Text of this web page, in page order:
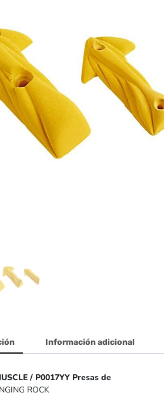
Información adicional
/ P0017YY Presas de
ROCK